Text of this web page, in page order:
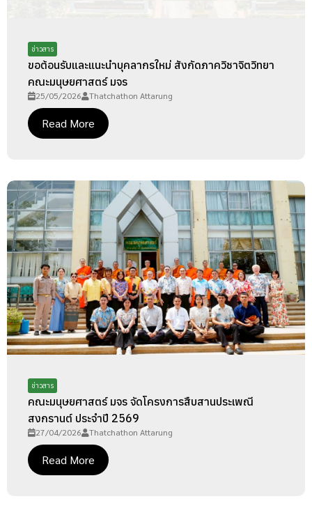
ข่าวสาร
ขอต้อนรับและแนะนำบุคลากรใหม่ สังกัดภาควิชาจิตวิทยา
คณะมนุษยศาสตร์ มจร
25/05/2026 Thatchathon Attarung
Read More
ข่าวสาร
คณะมนุษยศาสตร์ มจร จัดโครงการสืบสานประเพณี
สงกรานต์ ประจำปี 2569
27/04/2026 Thatchathon Attarung
Read More